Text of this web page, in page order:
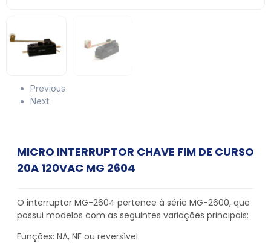
Previous
Next
MICRO INTERRUPTOR CHAVE FIM DE CURSO
20A 120VAC MG 2604
O interruptor MG-2604 pertence à série MG-2600, que
possui modelos com as seguintes variações principais:
Funções: NA, NF ou reversível.